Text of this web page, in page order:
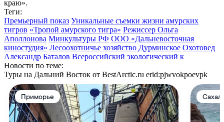
краю».
Теги:
Премьерный показ Уникальные съемки жизни амурских
тигров «Тропой амурского тигра» Режиссер Ольга
Аполлонова Минкультуры РФ ООО «Дальневосточная
киностудия» Лесоохотничье хозяйство Дурминское Охотовед
Александр Баталов Всероссийский экологический к
Новости по теме:
Туры на Дальний Восток от BestArctic.ru erid:pjwvokpoevpk